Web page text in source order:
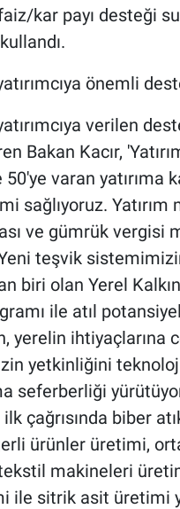
kar payı desteği
önemli
verilen
Bakan Kacır,
varan yatırıma
sağlıyoruz. Yatırım
ve gümrük vergisi
teşvik
biri olan Yerel
ile atıl
yerelin ihtiyaçlarına
yetkinliğini
seferberliği
çağrısında biber
ürünler üretimi,
makineleri
ile sitrik asit üretimi